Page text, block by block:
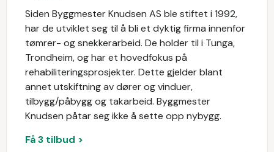
Siden Byggmester Knudsen AS ble stiftet i 1992,
har de utviklet seg til å bli et dyktig firma innenfor
tømrer- og snekkerarbeid. De holder til i Tunga,
Trondheim, og har et hovedfokus på
rehabiliteringsprosjekter. Dette gjelder blant
annet utskiftning av dører og vinduer,
tilbygg/påbygg og takarbeid. Byggmester
Knudsen påtar seg ikke å sette opp nybygg.
Få 3 tilbud >